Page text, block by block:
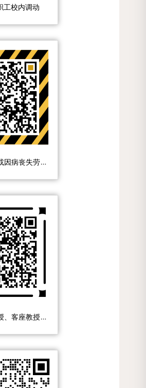
工校内调动
人事处--非因公或因病丧失劳动能力鉴定申请
人事处--兼职教授、客座教授聘任申请